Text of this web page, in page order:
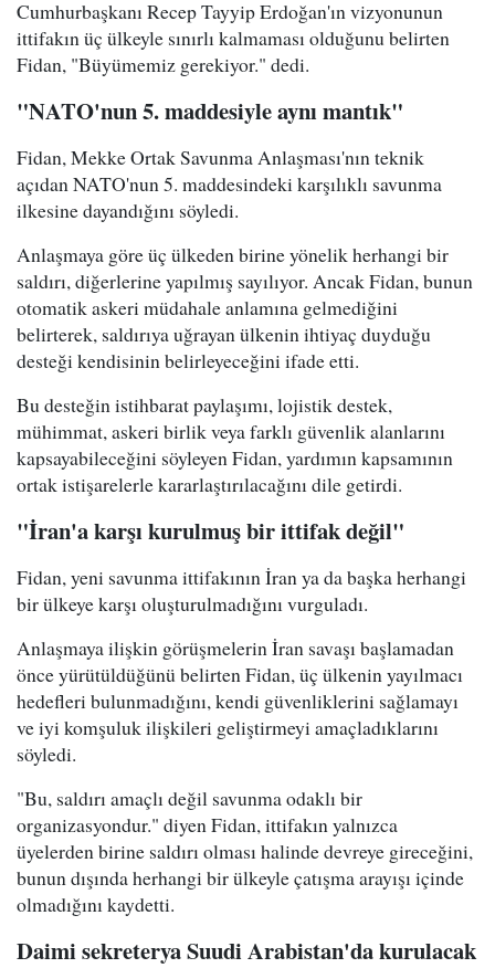
Cumhurbaşkanı Recep Tayyip Erdoğan'ın vizyonunun
ittifakın üç ülkeyle sınırlı kalmaması olduğunu belirten
Fidan, "Büyümemiz gerekiyor." dedi.
"NATO'nun 5. maddesiyle aynı mantık"
Fidan, Mekke Ortak Savunma Anlaşması'nın teknik
açıdan NATO'nun 5. maddesindeki karşılıklı savunma
ilkesine dayandığını söyledi.
Anlaşmaya göre üç ülkeden birine yönelik herhangi bir
saldırı, diğerlerine yapılmış sayılıyor. Ancak Fidan, bunun
otomatik askeri müdahale anlamına gelmediğini
belirterek, saldırıya uğrayan ülkenin ihtiyaç duyduğu
desteği kendisinin belirleyeceğini ifade etti.
Bu desteğin istihbarat paylaşımı, lojistik destek,
mühimmat, askeri birlik veya farklı güvenlik alanlarını
kapsayabileceğini söyleyen Fidan, yardımın kapsamının
ortak istişarelerle kararlaştırılacağını dile getirdi.
"İran'a karşı kurulmuş bir ittifak değil"
Fidan, yeni savunma ittifakının İran ya da başka herhangi
bir ülkeye karşı oluşturulmadığını vurguladı.
Anlaşmaya ilişkin görüşmelerin İran savaşı başlamadan
önce yürütüldüğünü belirten Fidan, üç ülkenin yayılmacı
hedefleri bulunmadığını, kendi güvenliklerini sağlamayı
ve iyi komşuluk ilişkileri geliştirmeyi amaçladıklarını
söyledi.
"Bu, saldırı amaçlı değil savunma odaklı bir
organizasyondur." diyen Fidan, ittifakın yalnızca
üyelerden birine saldırı olması halinde devreye gireceğini,
bunun dışında herhangi bir ülkeyle çatışma arayışı içinde
olmadığını kaydetti.
Daimi sekreterya Suudi Arabistan'da kurulacak